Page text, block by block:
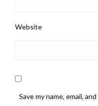
Website
Save my name, email,